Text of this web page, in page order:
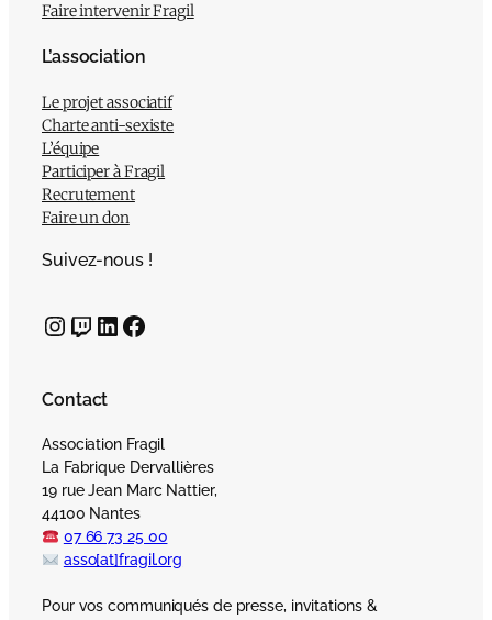
Faire intervenir Fragil
L’association
Le projet associatif
Charte anti-sexiste
L’équipe
Participer à Fragil
Recrutement
Faire un don
Suivez-nous !
InstagramTwitch LinkedIn Facebook
Contact
Association Fragil
La Fabrique Dervallières
19 rue Jean Marc Nattier,
44100 Nantes
07 66 73 25 00
asso[at]fragil.org
Pour vos communiqués de presse, invitations &